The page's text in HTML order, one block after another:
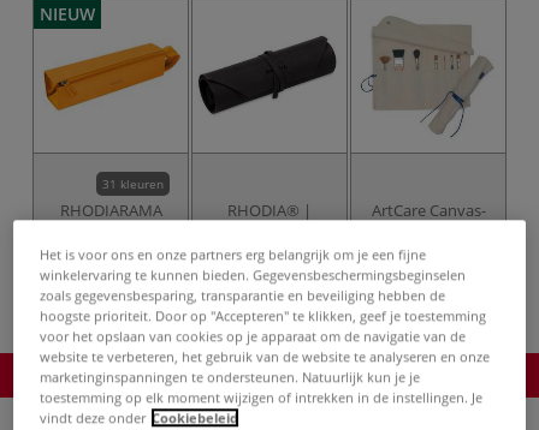
NIEUW
31 kleuren
RHODIARAMA
Federmäppchen,
RHODIA® |
Roletui 2-in-1 —
ArtCare Canvas-
rolmap voor
Product bestellen
Het is voor ons en onze partners erg belangrijk om je een fijne
winkelervaring te kunnen bieden. Gegevensbeschermingsbeginselen
zoals gegevensbesparing, transparantie en beveiliging hebben de
hoogste prioriteit. Door op "Accepteren" te klikken, geef je toestemming
voor het opslaan van cookies op je apparaat om de navigatie van de
website te verbeteren, het gebruik van de website te analyseren en onze
marketinginspanningen te ondersteunen. Natuurlijk kun je je
toestemming op elk moment wijzigen of intrekken in de instellingen. Je
vindt deze onder Cookiebeleid